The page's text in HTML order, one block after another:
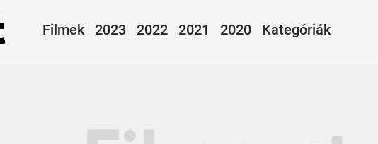
Filmek 2023 2022 2021 2020 Kategóriák